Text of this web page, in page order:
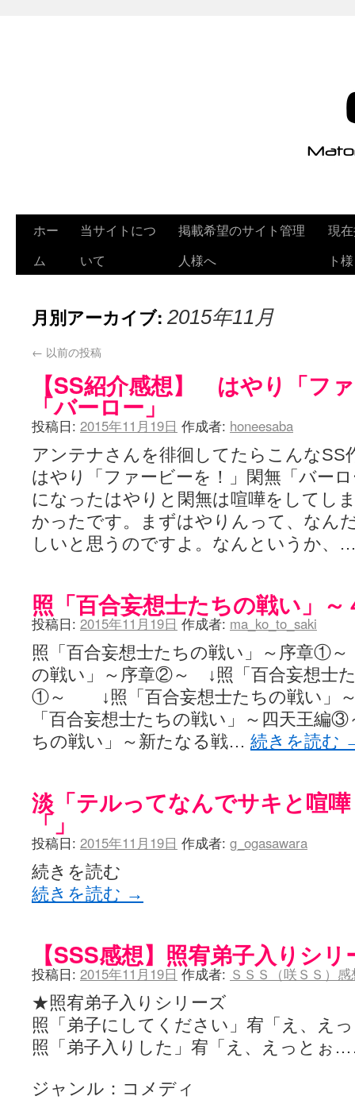
ホー
ム
当サイトにつ
いて
掲載希望のサイト管理
人様へ
現
ト様
月別アーカイブ: 2015年11月
← 以前の投稿
【SS紹介感想】 はやり「フ
「バーロー」
投稿日: 2015年11月19日 作成者: honeesaba
アンテナさんを徘徊してたらこんなSS
はやり「ファービーを！」閑無「バー
になったはやりと閑無は喧嘩をしてし
かったです。まずはやりんって、なん
しいと思うのですよ。なんというか、
照「百合妄想士たちの戦い」
投稿日: 2015年11月19日 作成者: ma_ko_to_saki
照「百合妄想士たちの戦い」～序章①
の戦い」～序章②～ ↓照「百合妄想士
①～ ↓照「百合妄想士たちの戦い
「百合妄想士たちの戦い」～四天王編
ちの戦い」～新たなる戦… 続きを読む
淡「テルってなんでサキと喧
「」
投稿日: 2015年11月19日 作成者: g_ogasawara
続きを読む
続きを読む →
【SSS感想】照宥弟子入りシリ
投稿日: 2015年11月19日 作成者: ＳＳＳ（咲ＳＳ）
★照宥弟子入りシリーズ
照「弟子にしてください」宥「え、え
照「弟子入りした」宥「え、えっとぉ
ジャンル：コメディ